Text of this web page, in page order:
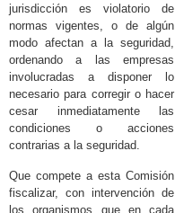
jurisdicción es violatorio de
normas vigentes, o de algún
modo afectan a la seguridad,
ordenando a las empresas
involucradas a disponer lo
necesario para corregir o hacer
cesar inmediatamente las
condiciones o acciones
contrarias a la seguridad.
Que compete a esta Comisión
fiscalizar, con intervención de
los organismos que en cada